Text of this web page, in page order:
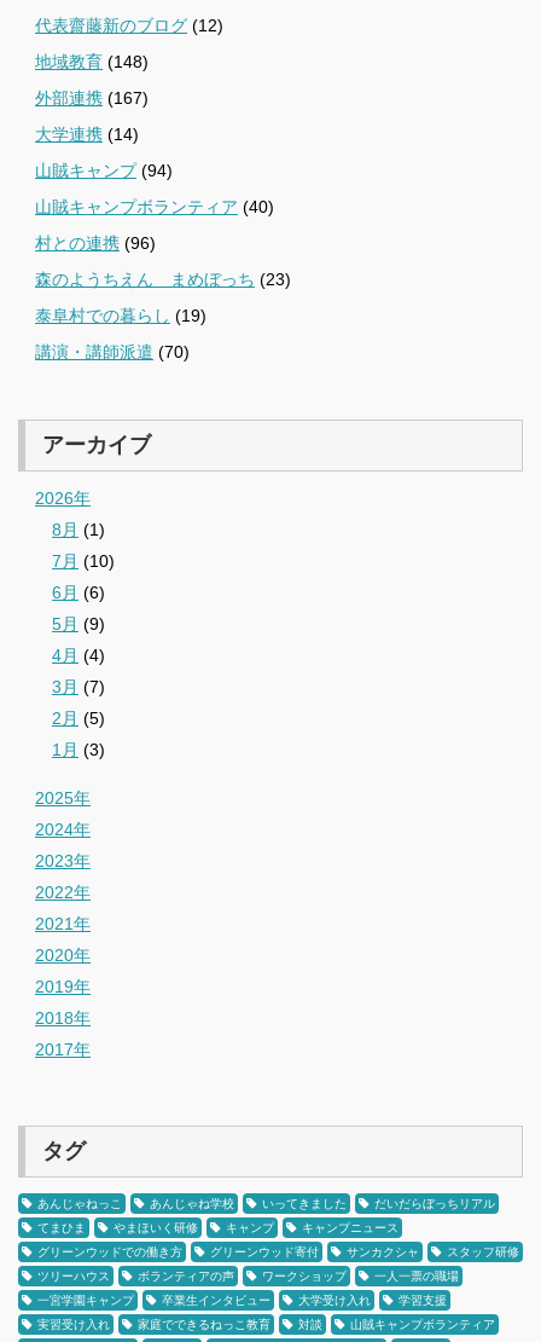
代表齋藤新のブログ (12)
地域教育 (148)
外部連携 (167)
大学連携 (14)
山賊キャンプ(94)
山賊キャンプボランティア (40)
村との連携 (96)
森のようちえん まめぼっち (23)
泰阜村での暮らし (19)
講演・講師派遣 (70)
アーカイブ
2026年
8月 (1)
7月 (10)
6月 (6)
5月 (9)
4月 (4)
3月 (7)
2月 (5)
1月 (3)
2025年
2024年
2023年
2022年
2021年
2020年
2019年
2018年
2017年
タグ
あんじゃねっこ あんじゃね学校 いってきました
だいだらぼっちリアル
てまひま
やまほいく研修 キャンプ
キャンプニュース
グリーンウッドでの働き方
グリーンウッド寄付 サンカクシャ
スタッフ研修
ツリーハウス
ボランティアの声 ワークショップ
一人一票の職場
一宮学園キャンプ
卒業生インタビュー 大学受け入れ
学習支援
実習受け入れ
家庭でできるねっこ教育 対談
山賊キャンプボランティア